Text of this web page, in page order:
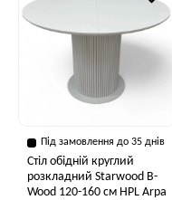
Під замовлення до 35 днів
Стіл обідній круглий
розкладний Starwood B-
Wood 120-160 см HPL Arpa